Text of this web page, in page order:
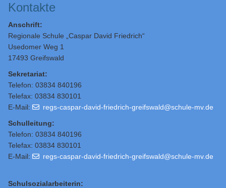
Kontakte
Anschrift:
Regionale Schule „Caspar David Friedrich“
Usedomer Weg 1
17493 Greifswald
Sekretariat:
Telefon: 03834 840196
Telefax: 03834 830101
E-Mail:
regs-caspar-david-friedrich-greifswald@schule-mv.de
Schulleitung:
Telefon: 03834 840196
Telefax: 03834 830101
E-Mail:
regs-caspar-david-friedrich-greifswald@schule-mv.de
Schulsozialarbeiterin: